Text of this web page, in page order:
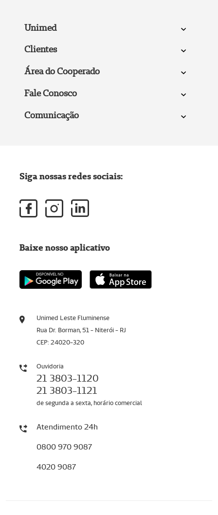
Unimed
Clientes
Área do Cooperado
Fale Conosco
Comunicação
Unimed Leste Fluminense
Rua Dr. Borman, 51 - Niterói - RJ
CEP: 24020-320
Ouvidoria
21 3803-1120
21 3803-1121
de segunda a sexta, horário comercial
Atendimento 24h
0800 970 9087
4020 9087
Siga nossas redes sociais:
Baixe nosso aplicativo